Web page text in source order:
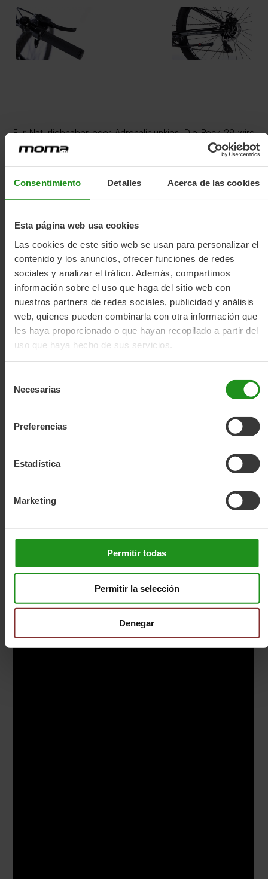
Consentimiento Detalles Acerca de las cookies
Esta página web usa cookies
Las cookies de este sitio web se usan para personalizar el
contenido y los anuncios, ofrecer funciones de redes
sociales y analizar el tráfico. Además, compartimos
información sobre el uso que haga del sitio web con
nuestros partners de redes sociales, publicidad y análisis
web, quienes pueden combinarla con otra información que
les haya proporcionado o que hayan recopilado a partir del
uso que haya hecho de sus servicios.
Necesarias
Preferencias
Estadística
Marketing
Permitir todas
Permitir la selección
Denegar
Für Naturliebhaber oder Adrenalinjunkies. Die Rock 29 wird
dein treuer Begleiter sein, um Trails zu erkunden, neue
Wege zu entdecken und verschiedene Geländeformen und
Erhebungen zu erleben. Sowohl Anfänger als auch
für die Berge. Und was gibt es Besseres, als diese
Leidenschaft mit einem Fahrrad voll auszukosten, das dich
Unboxing Moma Rock FS